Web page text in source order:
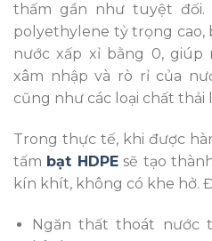
thấm gần như tuyệt
polyethylene tỷ trọng cao,
nước xấp xỉ bằng 0, giúp
xâm nhập và rò rỉ của
cũng như các loại chất thải
Trong thực tế, khi được
tấm bạt HDPEsẽ tạo
kín khít, không có khe hở.
Ngăn thất thoát nước